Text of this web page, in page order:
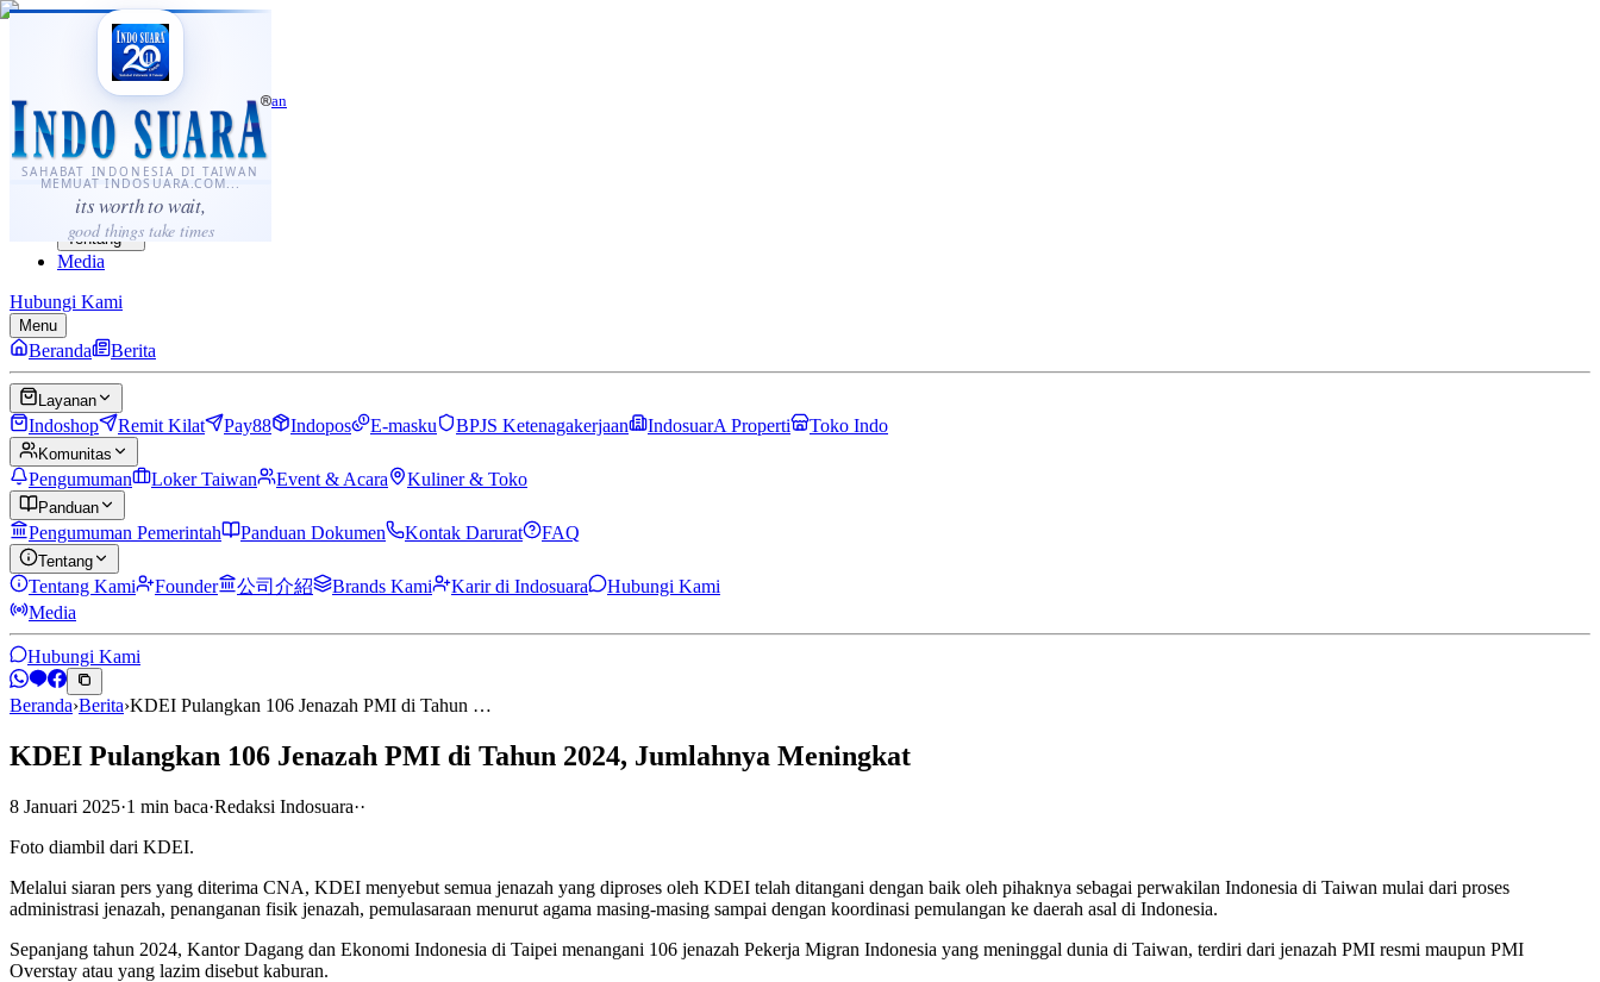
SAHABAT INDONESIA DI TAIWAN
MEMUAT INDOSUARA.COM...
its worth to wait,
good things take times
·...
⌘K
Sahabat Indonesia di Taiwan
Berita
Layanan
Komunitas
Panduan
Tentang
Media
Hubungi Kami
Menu
Beranda Berita
Layanan
Indoshop Remit Kilat Pay88 Indopos E-masku BPJS Ketenagakerjaan IndosuarA Properti Toko Indo
Komunitas
Pengumuman Loker Taiwan Event & Acara Kuliner & Toko
Panduan
Pengumuman Pemerintah Panduan Dokumen Kontak Darurat FAQ
Tentang
Tentang Kami Founder 公司介紹 Brands Kami Karir di Indosuara
Hubungi Kami
Media
Hubungi Kami
Beranda›Berita›KDEI Pulangkan 106 Jenazah PMI di Tahun …
KDEI Pulangkan 106 Jenazah PMI di Tahun 2024, Jumlahnya Meningkat
8 Januari 2025·1 min baca·Redaksi Indosuara··
Foto diambil dari KDEI.
Melalui siaran pers yang diterima CNA, KDEI menyebut semua jenazah yang diproses oleh KDEI telah ditangani dengan baik oleh pihaknya sebagai perwakilan Indonesia di Taiwan mulai dari proses
administrasi jenazah, penanganan fisik jenazah, pemulasaraan menurut agama masing-masing sampai dengan koordinasi pemulangan ke daerah asal di Indonesia.
Sepanjang tahun 2024, Kantor Dagang dan Ekonomi Indonesia di Taipei menangani 106 jenazah Pekerja Migran Indonesia yang meninggal dunia di Taiwan, terdiri dari jenazah PMI resmi maupun PMI
Overstay atau yang lazim disebut kaburan.